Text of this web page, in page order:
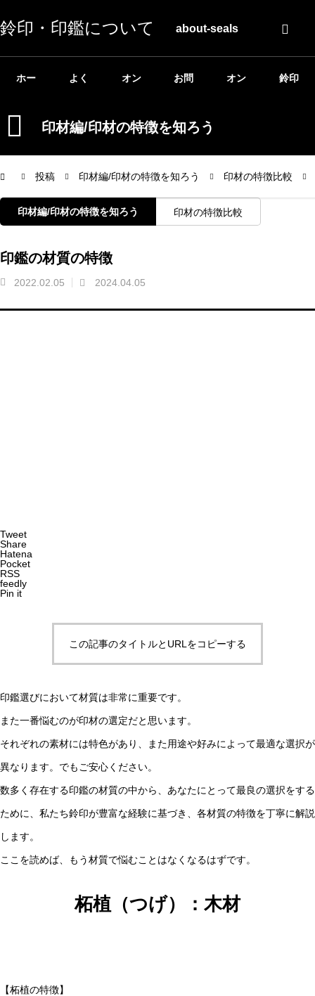
鈴印・印鑑について about-seals
ホー よく
ある
オン
ライ
談
お問
い合
オン 鈴印
印材編/印材の特徴を知ろう
投稿 印材編/印材の特徴を知ろう 印材の特徴比較
印材編/印材の特徴を知ろう 印材の特徴比較
印鑑の材質の特徴
2022.02.05 2024.04.05
Tweet
Share
Hatena
Pocket
RSS
feedly
Pin it
この記事のタイトルとURLをコピーする
印鑑選びにおいて材質は非常に重要です。
また一番悩むのが印材の選定だと思います。
それぞれの素材には特色があり、また用途や好みによって最適な選択が
異なります。でもご安心ください。
数多く存在する印鑑の材質の中から、あなたにとって最良の選択をする
ために、私たち鈴印が豊富な経験に基づき、各材質の特徴を丁寧に解説
します。
ここを読めば、もう材質で悩むことはなくなるはずです。
柘植（つげ）：木材
【柘植の特徴】